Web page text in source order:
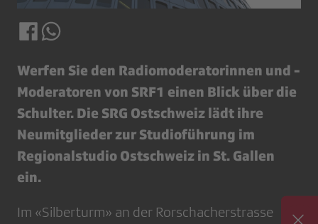
Werfen Sie den Radiomoderatorinnen und -
Moderatoren von SRF1 einen Blick über die
Schulter. Die SRG Ostschweiz lädt ihre
Neumitglieder zur Studioführung im
Regionalstudio Ostschweiz in St. Gallen
ein.
Im «Silberturm» an der Rorschacherstrasse